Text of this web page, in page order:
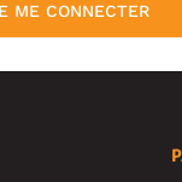
ME CONNECTER